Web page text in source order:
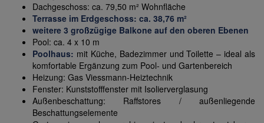
Dachgeschoss: ca. 79,50 m² Wohnfläche
Terrasse im Erdgeschoss: ca. 38,76 m²
weitere 3 großzügige Balkone auf den oberen Ebenen
Pool: ca. 4 x 10 m
Poolhaus: mit Küche, Badezimmer und Toilette – ideal als
komfortable Ergänzung zum Pool- und Gartenbereich
Heizung: Gas Viessmann-Heiztechnik
Fenster: Kunststofffenster mit Isolierverglasung
Außenbeschattung: Raffstores / außenliegende
Beschattungselemente